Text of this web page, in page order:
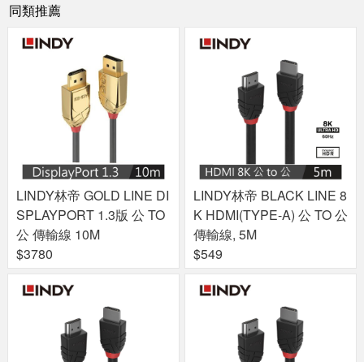
同類推薦
LINDY林帝 GOLD LINE DI
SPLAYPORT 1.3版 公 TO
公 傳輸線 10M
$3780
LINDY林帝 BLACK LINE 8
K HDMI(TYPE-A) 公 TO 公
傳輸線, 5M
$549